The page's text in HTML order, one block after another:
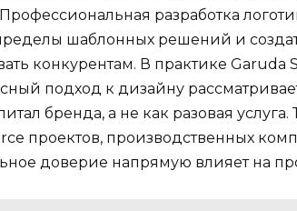
разработка
шаблонных решений и
конкурентам. В практике Garuda
подход к дизайну
бренда, а не как разовая услуга.
проектов, производственных
доверие напрямую влияет на